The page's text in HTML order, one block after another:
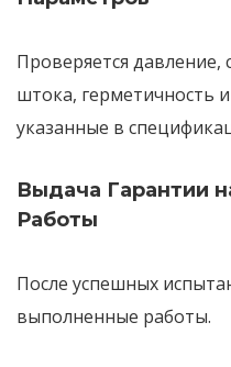
Проверяется давление,
штока, герметичность
указанные в
Выдача Гарантии
Работы
После успешных
выполненные работы.